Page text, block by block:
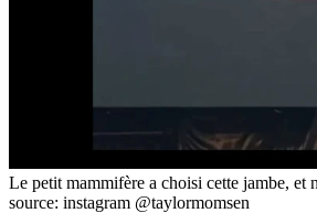
Le petit mammifère a choisi cette jambe, et
source: instagram @taylormomsen